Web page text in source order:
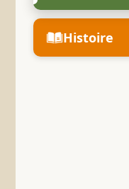
Histoire